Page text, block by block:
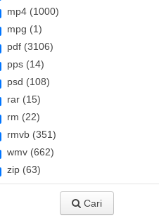
mp4 (1000)
mpg (1)
pdf (3106)
pps (14)
psd (108)
rar (15)
rm (22)
rmvb (351)
wmv (662)
zip (63)
Cari